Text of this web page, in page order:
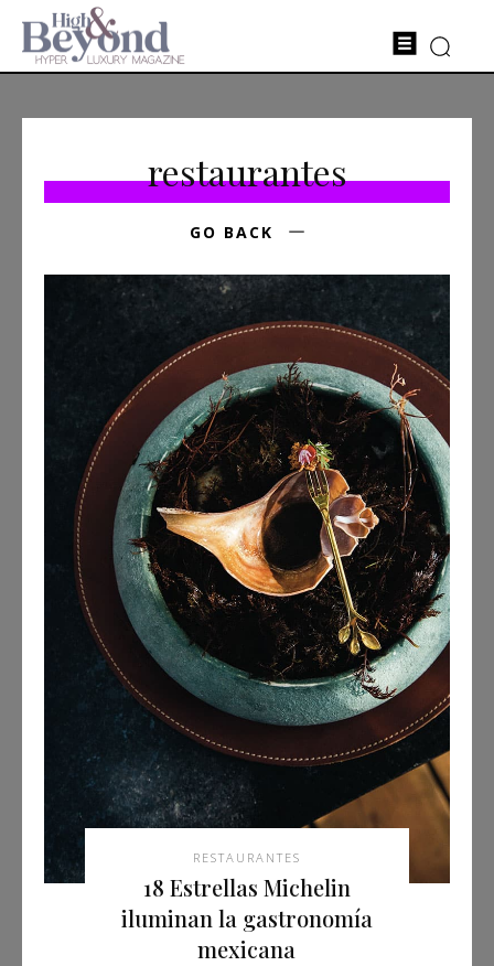
restaurantes
GO BACK
RESTAURANTES
18 Estrellas Michelin
iluminan la gastronomía
mexicana